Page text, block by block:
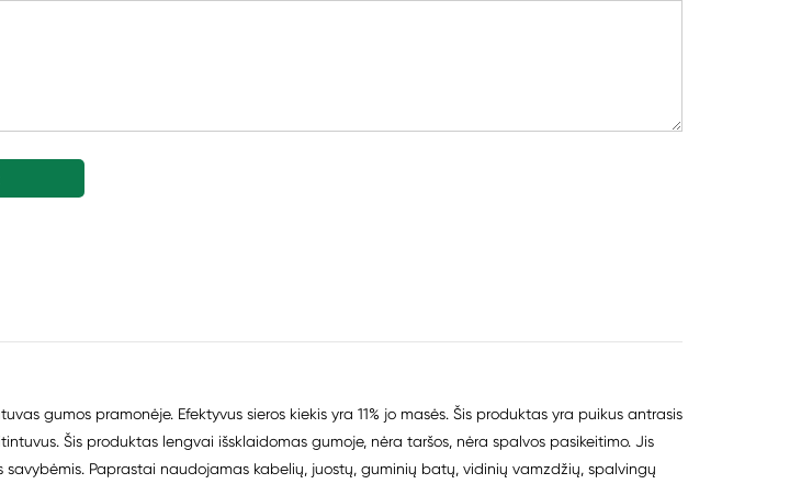
gumos pramonėje. Efektyvus sieros kiekis yra 11% jo masės. Šis produktas yra puikus antrasis
Šis produktas lengvai išsklaidomas gumoje, nėra taršos, nėra spalvos pasikeitimo. Jis
Paprastai naudojamas kabelių, juostų, guminių batų, vidinių vamzdžių, spalvingų